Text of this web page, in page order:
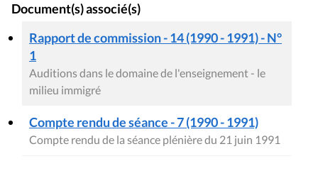
Document(s) associé(s)
Rapport de commission - 14 (1990 - 1991) - N°
1
Auditions dans le domaine de l'enseignement - le
milieu immigré
Compte rendu de séance - 7 (1990 - 1991)
Compte rendu de la séance plénière du 21 juin 1991